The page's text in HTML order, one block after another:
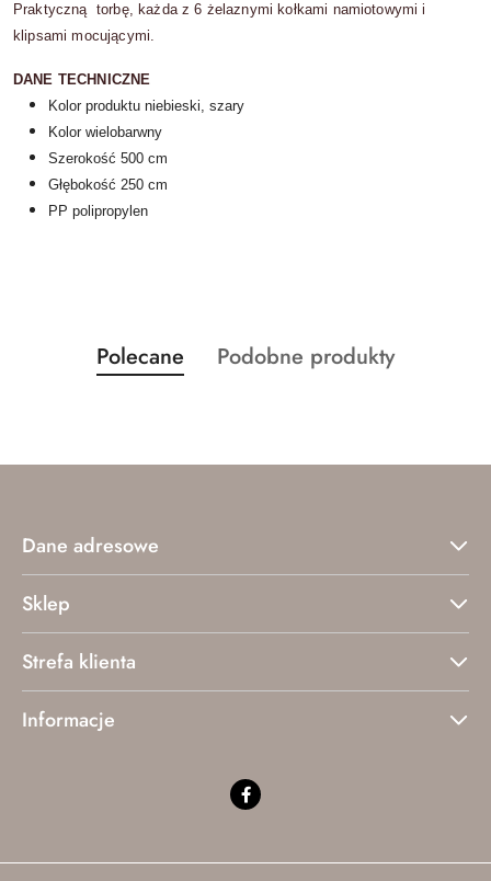
Praktyczną torbę, każda z 6 żelaznymi kołkami namiotowymi i
klipsami mocującymi.
DANE TECHNICZNE
Kolor produktu niebieski, szary
Kolor wielobarwny
Szerokość 500 cm
Głębokość 250 cm
PP polipropylen
Pomiń karuzelę produktów
Produkty
o
Polecane
Produkty
Podobne produkty
Dane adresowe
Sklep
Strefa klienta
Informacje